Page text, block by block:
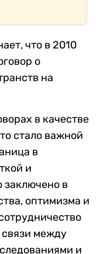
что в 2010
о
на
в качестве
стало важной
в
и
заключено в
оптимизма и
между
и